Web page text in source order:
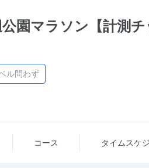
園マラソン【計測
ル問わず
コース タイム スケ